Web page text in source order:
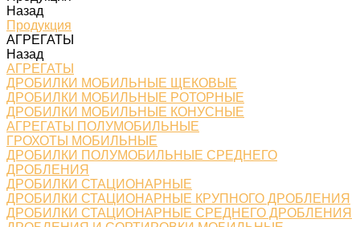
Назад
Продукция
АГРЕГАТЫ
Назад
АГРЕГАТЫ
ДРОБИЛКИ МОБИЛЬНЫЕ ЩЕКОВЫЕ
ДРОБИЛКИ МОБИЛЬНЫЕ РОТОРНЫЕ
ДРОБИЛКИ МОБИЛЬНЫЕ КОНУСНЫЕ
АГРЕГАТЫ ПОЛУМОБИЛЬНЫЕ
ГРОХОТЫ МОБИЛЬНЫЕ
ДРОБИЛКИ ПОЛУМОБИЛЬНЫЕ СРЕДНЕГО
ДРОБЛЕНИЯ
ДРОБИЛКИ СТАЦИОНАРНЫЕ
ДРОБИЛКИ СТАЦИОНАРНЫЕ КРУПНОГО ДРОБЛЕНИЯ
ДРОБИЛКИ СТАЦИОНАРНЫЕ СРЕДНЕГО ДРОБЛЕНИЯ